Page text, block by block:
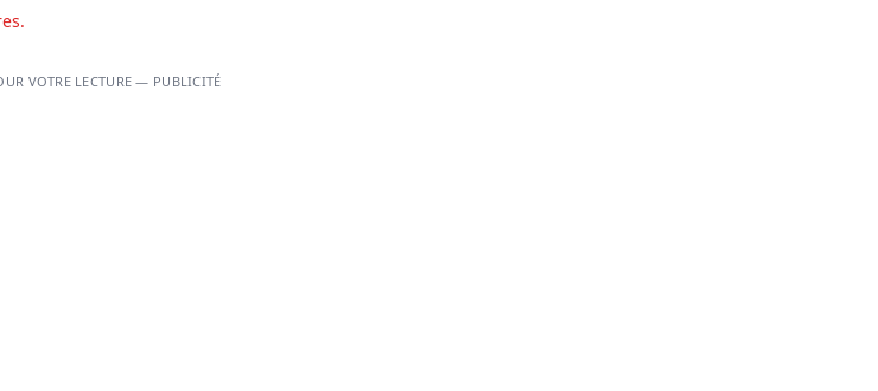
VOTRE LECTURE — PUBLICITÉ